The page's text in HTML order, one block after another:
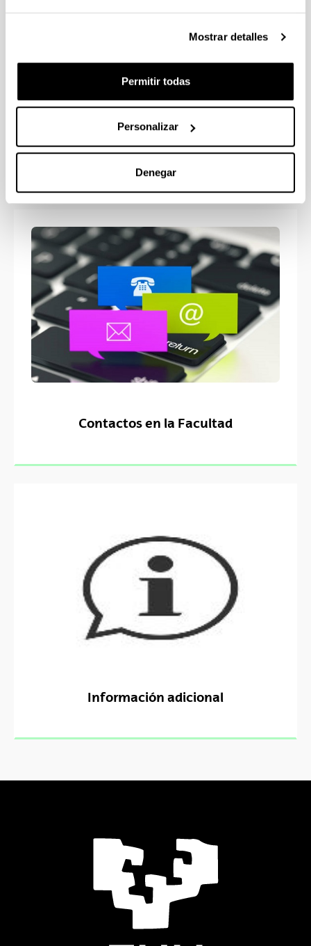
Mostrar detalles
Permitir todas
Personalizar
Denegar
Proceso de Inscripción
Contactos en la Facultad
Información adicional